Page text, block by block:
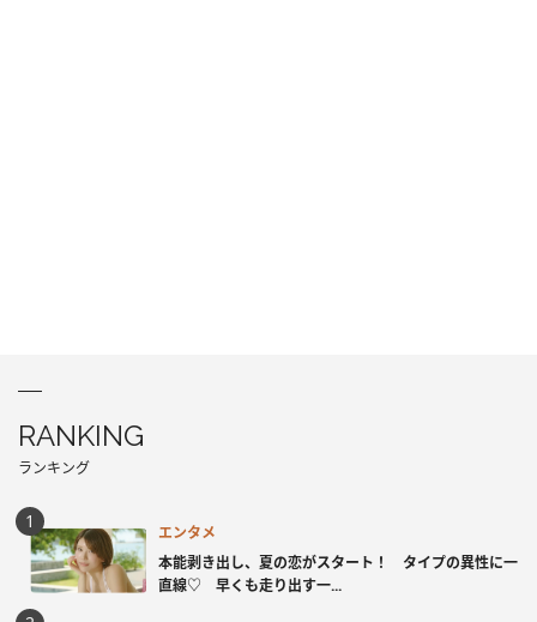
RANKING
ランキング
エンタメ
本能剥き出し、夏の恋がスタート！ タイプの異性に一
直線♡ 早くも走り出す一...